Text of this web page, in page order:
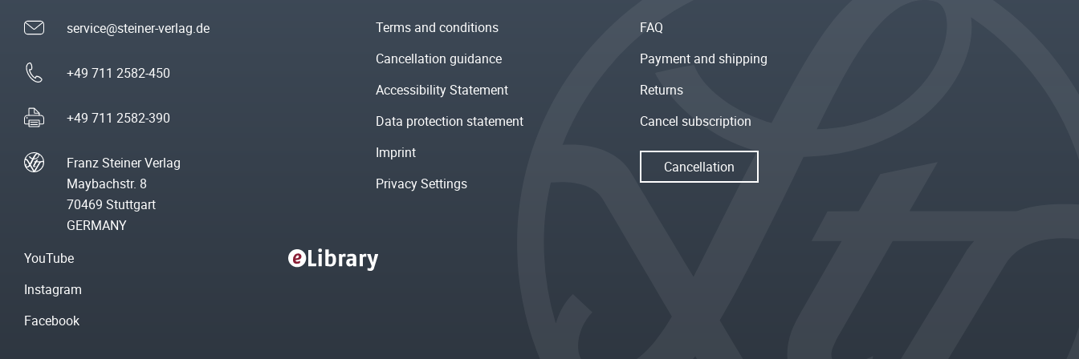
service@steiner-verlag.de
+49 711 2582-450
+49 711 2582-390
Franz Steiner Verlag
Maybachstr. 8
70469 Stuttgart
GERMANY
Terms and conditions
Cancellation guidance
Accessibility Statement
Data protection statement
Imprint
Privacy Settings
FAQ
Payment and shipping
Returns
Cancel subscription
Cancellation
YouTube
Instagram
Facebook